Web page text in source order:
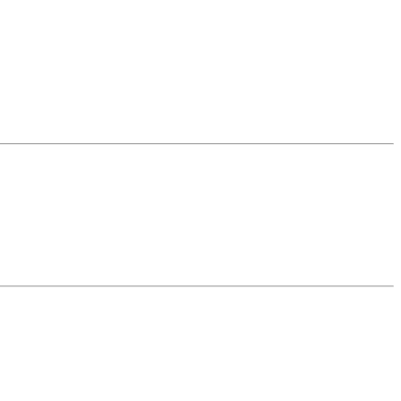
créé suite à la réforme de l’État permettant aux professionnels